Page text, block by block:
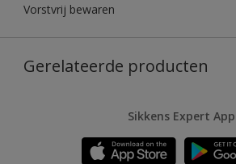
Vorstvrij bewaren
Gerelateerde producten
Sikkens Expert App